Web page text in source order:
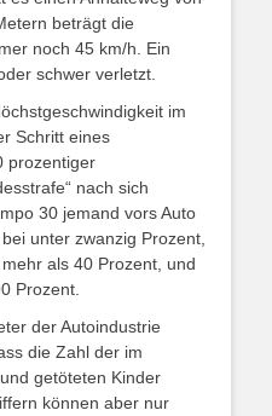
beträgt die
noch 45 km/h. Ein
schwer verletzt.
im
Schritt eines
prozentiger
nach sich
30 jemand vors Auto
unter zwanzig Prozent,
als 40 Prozent, und
Prozent.
der Autoindustrie
die Zahl der im
getöteten Kinder
können aber nur